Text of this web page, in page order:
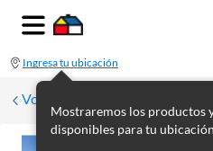
Ingresa tu ubicación
Mostraremos los productos
disponibles para tu
Volver a Aire Libre